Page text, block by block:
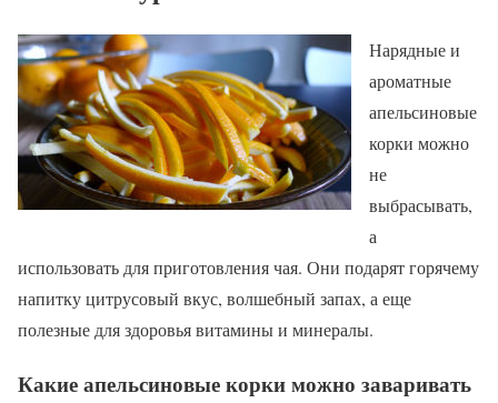
Нарядные и
ароматные
апельсиновые
корки можно
не
выбрасывать,
а
использовать для приготовления чая. Они подарят горячему
напитку цитрусовый вкус, волшебный запах, а еще
полезные для здоровья витамины и минералы.
Какие апельсиновые корки можно заваривать